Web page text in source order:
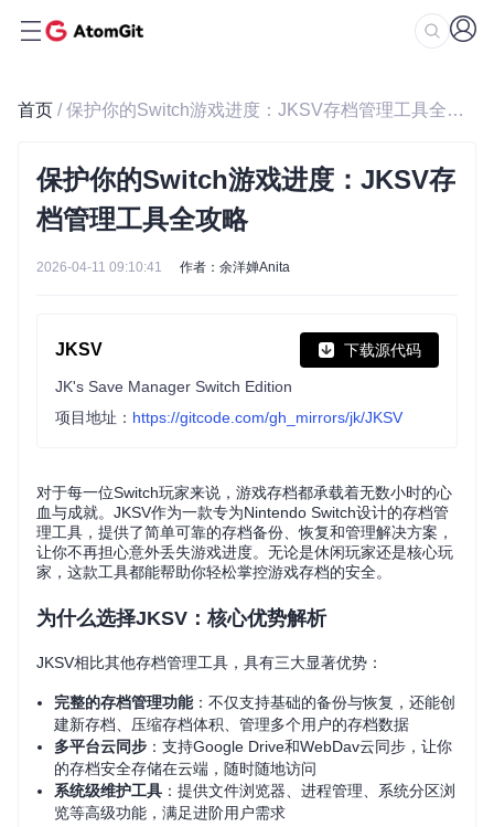
首页 / 保护你的Switch游戏进度：JKSV存档管理工具全攻略
保护你的Switch游戏进度：JKSV存
档管理工具全攻略
2026-04-11 09:10:41 作者：余洋婵Anita
JKSV 下载源代码
JK's Save Manager Switch Edition
项目地址： https://gitcode.com/gh_mirrors/jk/JKSV
对于每一位Switch玩家来说，游戏存档都承载着无数小时的心
血与成就。JKSV作为一款专为Nintendo Switch设计的存档管
理工具，提供了简单可靠的存档备份、恢复和管理解决方案，
让你不再担心意外丢失游戏进度。无论是休闲玩家还是核心玩
家，这款工具都能帮助你轻松掌控游戏存档的安全。
为什么选择JKSV：核心优势解析
JKSV相比其他存档管理工具，具有三大显著优势：
完整的存档管理功能：不仅支持基础的备份与恢复，还能创
建新存档、压缩存档体积、管理多个用户的存档数据
多平台云同步 ：支持Google Drive和WebDav云同步，让你
的存档安全存储在云端，随时随地访问
系统级维护工具 ：提供文件浏览器、进程管理、系统分区浏
览等高级功能，满足进阶用户需求